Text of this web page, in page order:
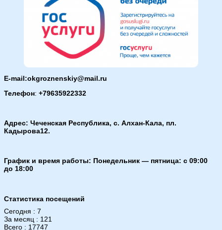
E-mail:okgroznenskiy@mail.ru
Телефон: +79635922332
Адрес: Чеченская Республика, с. Алхан-Кала, пл.
Кадырова12.
График и время работы: Понедельник — пятница: с 09:00
до 18:00
Статистика посещений
Сегодня : 7
За месяц : 121
Всего : 17747